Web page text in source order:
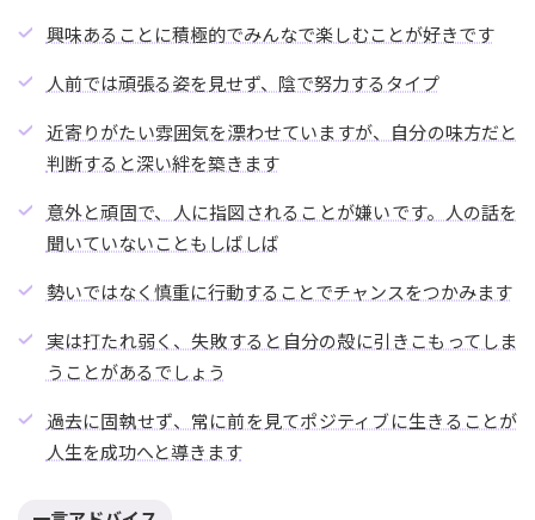
興味あることに積極的でみんなで楽しむことが好きです
人前では頑張る姿を見せず、陰で努力するタイプ
近寄りがたい雰囲気を漂わせていますが、自分の味方だと
判断すると深い絆を築きます
意外と頑固で、人に指図されることが嫌いです。人の話を
聞いていないこともしばしば
勢いではなく慎重に行動することでチャンスをつかみます
実は打たれ弱く、失敗すると自分の殻に引きこもってしま
うことがあるでしょう
過去に固執せず、常に前を見てポジティブに生きることが
人生を成功へと導きます